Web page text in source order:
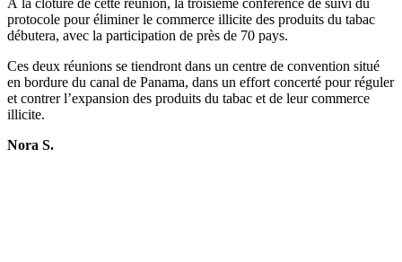
protocole pour éliminer le commerce illicite des produits du tabac
débutera, avec la participation de près de 70 pays.
Ces deux réunions se tiendront dans un centre de convention situé
en bordure du canal de Panama, dans un effort concerté pour réguler
et contrer l’expansion des produits du tabac et de leur commerce
illicite.
Nora S.